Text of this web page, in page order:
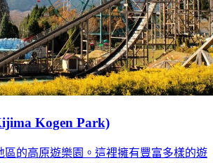
Kogen Park)
區的高原遊樂園。這裡擁有豐富多樣的遊